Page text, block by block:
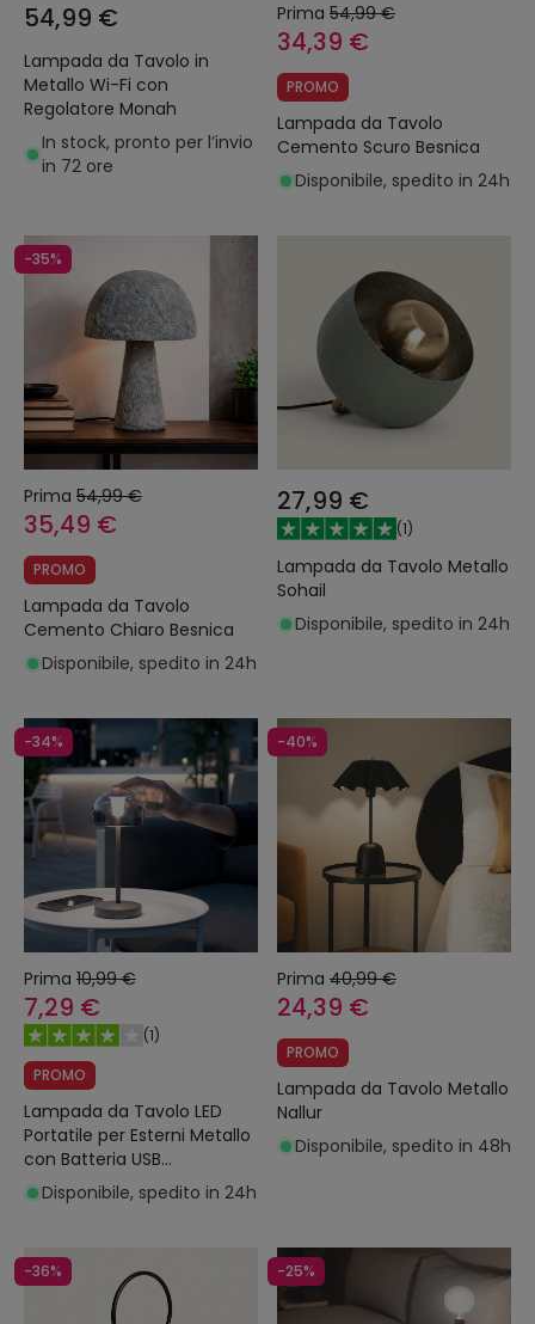
54,99 €
Lampada da Tavolo in
Metallo Wi-Fi con
Regolatore Monah
In stock, pronto per l’invio
in 72 ore
Prima 54,99 €
34,39 €
PROMO
Lampada da Tavolo
Cemento Scuro Besnica
Disponibile, spedito in 24h
-35%
Prima 54,99 €
35,49 €
PROMO
Lampada da Tavolo
Cemento Chiaro Besnica
Disponibile, spedito in 24h
27,99 €
(1)
Lampada da Tavolo Metallo
Sohail
Disponibile, spedito in 24h
-34%
Prima 10,99 €
7,29 €
(1)
PROMO
Lampada da Tavolo LED
Portatile per Esterni Metallo
con Batteria USB
Ricaricabile Lendora Smoke
Disponibile, spedito in 24h
-40%
Prima 40,99 €
24,39 €
PROMO
Lampada da Tavolo Metallo
Nallur
Disponibile, spedito in 48h
-36% -25%